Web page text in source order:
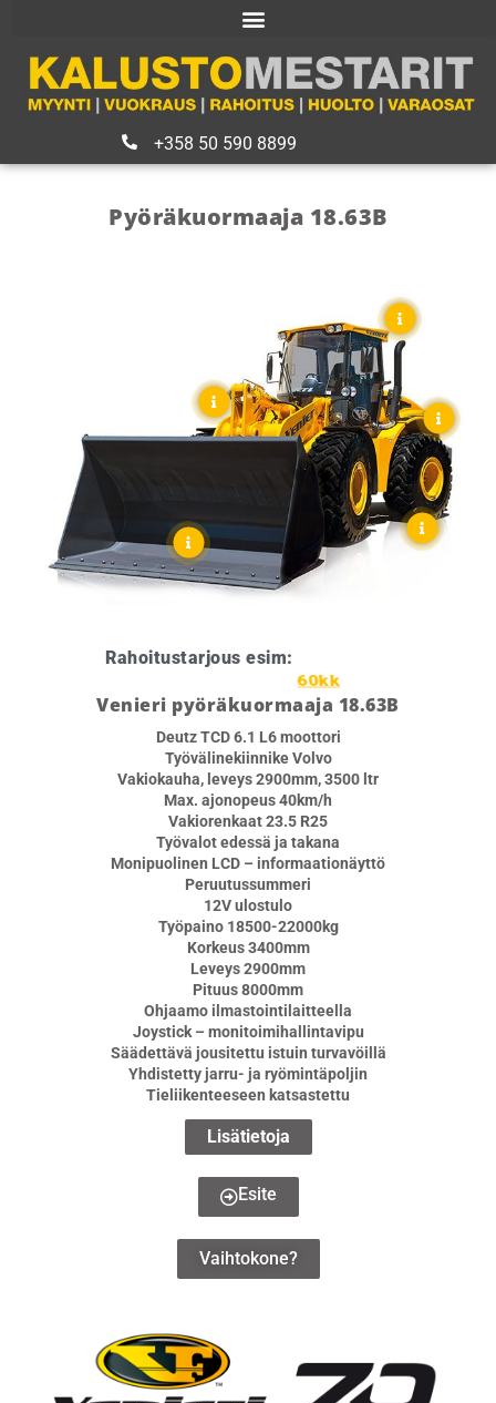
+358 50 590 8899
Pyöräkuormaaja 18.63B
Rahoitustarjous esim: 2537,00 €/kk
Venieri pyöräkuormaaja 18.63B
Deutz TCD 6.1 L6 moottori
Työvälinekiinnike Volvo
Vakiokauha, leveys 2900mm, 3500 ltr
Max. ajonopeus 40km/h
Vakiorenkaat 23.5 R25
Työvalot edessä ja takana
Monipuolinen LCD – informaationäyttö
Peruutussummeri
12V ulostulo
Työpaino 18500-22000kg
Korkeus 3400mm
Leveys 2900mm
Pituus 8000mm
Ohjaamo ilmastointilaitteella
Joystick – monitoimihallintavipu
Säädettävä jousitettu istuin turvavöillä
Yhdistetty jarru- ja ryömintäpoljin
Tieliikenteeseen katsastettu
Lisätietoja
Esite
Vaihtokone?